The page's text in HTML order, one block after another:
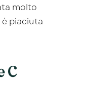
molto
è piaciuta
C